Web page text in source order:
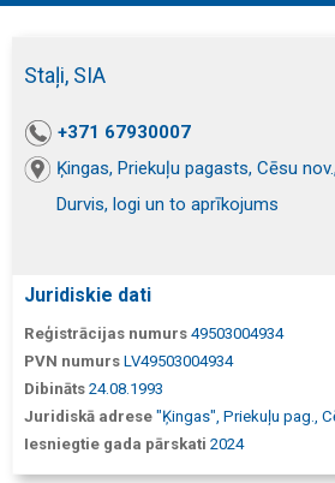
Staļi, SIA
+371 67930007
Ķingas, Priekuļu pagasts, Cēsu
Durvis, logi un to aprīkojums
Juridiskie dati
Reģistrācijas numurs 49503004934
PVN numurs LV49503004934
Dibināts 24.08.1993
Juridiskā adrese "Ķingas", Priekuļu pag.,
Iesniegtie gada pārskati 2024